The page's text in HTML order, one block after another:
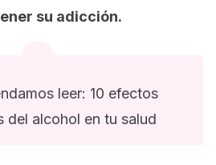
su adicción.
leer: 10 efectos
del alcohol en tu salud